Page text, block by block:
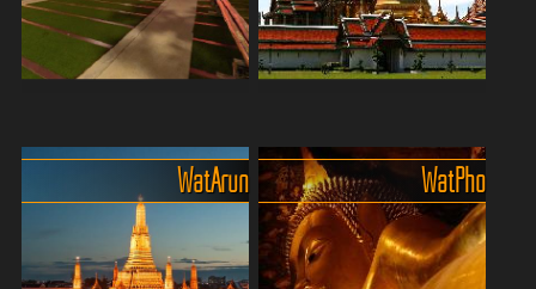
Streetfood, Gewürzen und
Lebens. Entlang dieses
majestätischen Flusses
reihen ...
Kulturliebhaber
Lhong 1919 in Bangkok ist
ein echtes Stück
Geschichte mit viel Flair.
Ursprünglich war das
Der Königspalast und der
Wat Phra Kaeo sind das
strahlende Herz Bangkoks –
ein Ort, an dem Geschichte,
Religion und pure Pracht
Wat Arun Wat Pho